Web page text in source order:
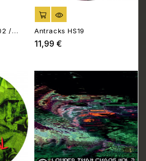
/
02
AJOUTER AU PANIER
Antracks HS19
11,99 €